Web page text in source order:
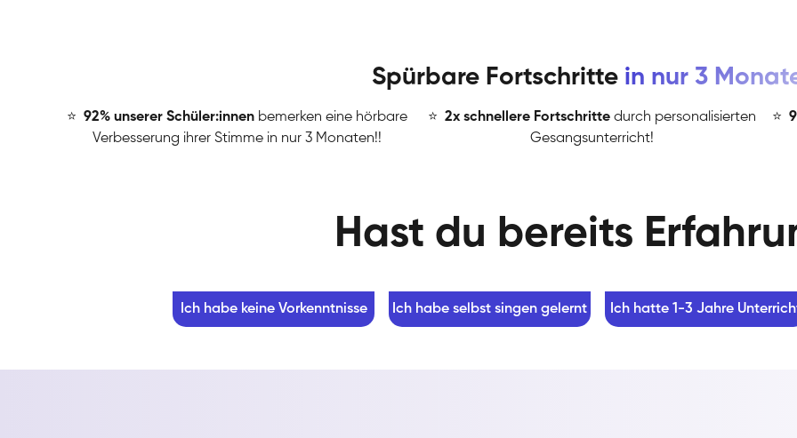
Spürbare Fortschritte in nur 3
⭐ ️92% unserer Schüler:innen bemerken eine hörbare
Verbesserung ihrer Stimme in nur 3 Monaten!!
⭐ ️2x schnellere Fortschritte durch personalisierten
Gesangsunterricht!
⭐
Hast du bereits
Ich habe keine Vorkenntnisse Ich habe selbst singen gelernt Ich hatte 1-3 Jahre